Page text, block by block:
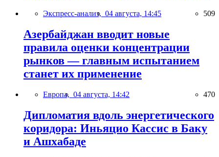
Экспресс-анализ, 04 августа, 14:45 509
Азербайджан вводит новые
правила оценки концентрации
рынков — главным испытанием
станет их применение
Европа, 04 августа, 14:42 470
Дипломатия вдоль энергетического
коридора: Иньяцио Кассис в Баку
и Ашхабаде